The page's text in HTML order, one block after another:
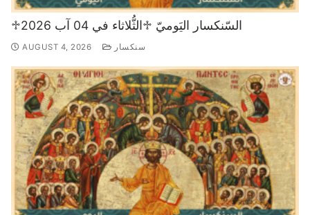
♱السّنكسار اليَوميّ ♱الثُّلاثاء في 04 آب 2026
AUGUST 4, 2026 سنكسار